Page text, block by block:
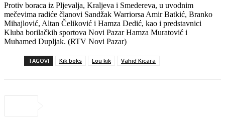
Protiv boraca iz Pljevalja, Kraljeva i Smedereva, u uvodnim
mečevima radiće članovi Sandžak Warriorsa Amir Batkić, Branko
Mihajlović, Altan Čeliković i Hamza Dedić, kao i predstavnici
Kluba borilačkih sportova Novi Pazar Hamza Muratović i
Muhamed Dupljak. (RTV Novi Pazar)
TAGOVI Kik boks Lou kik Vahid Kicara